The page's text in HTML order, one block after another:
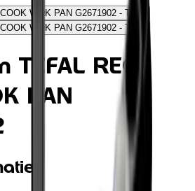
WOK PAN G2671902 - Tefal
WOK PAN G2671902 - Tefal
RECY
PAN